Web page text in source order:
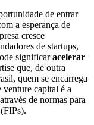
de entrar
a esperança de
cresce
de startups,
significaracelerar
que, de outra
quem se encarrega
capital é a
de normas para